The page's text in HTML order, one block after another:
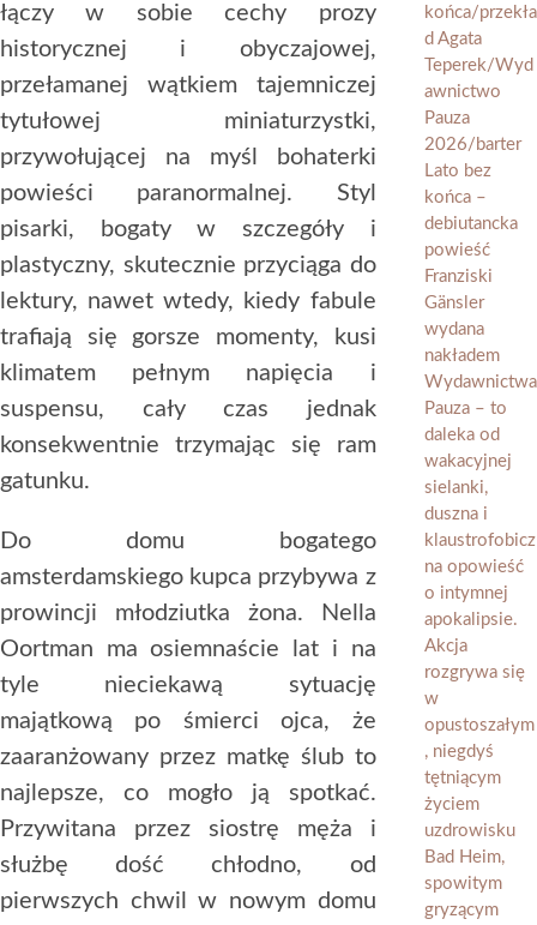
łączy w sobie cechy prozy
historycznej i obyczajowej,
przełamanej wątkiem tajemniczej
tytułowej miniaturzystki,
przywołującej na myśl bohaterki
powieści paranormalnej. Styl
pisarki, bogaty w szczegóły i
plastyczny, skutecznie przyciąga do
lektury, nawet wtedy, kiedy fabule
trafiają się gorsze momenty, kusi
klimatem pełnym napięcia i
suspensu, cały czas jednak
konsekwentnie trzymając się ram
gatunku.
Do domu bogatego
amsterdamskiego kupca przybywa z
prowincji młodziutka żona. Nella
Oortman ma osiemnaście lat i na
tyle nieciekawą sytuację
majątkową po śmierci ojca, że
zaaranżowany przez matkę ślub to
najlepsze, co mogło ją spotkać.
Przywitana przez siostrę męża i
służbę dość chłodno, od
pierwszych chwil w nowym domu